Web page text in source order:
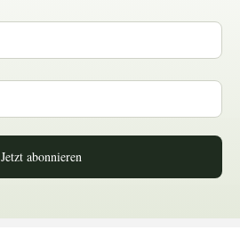
Jetzt abonnieren